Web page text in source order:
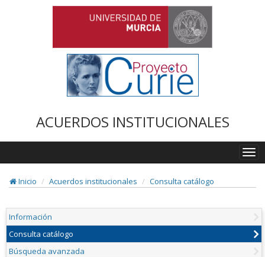
ACUERDOS INSTITUCIONALES
Inicio
Acuerdos institucionales Consulta catálogo
Información
Consulta catálogo
Búsqueda avanzada